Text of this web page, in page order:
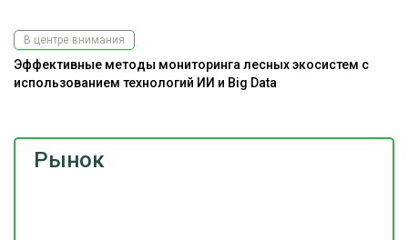
Рынок
В центре внимания
Эффективные методы мониторинга лесных экосистем с
использованием технологий ИИ и Big Data